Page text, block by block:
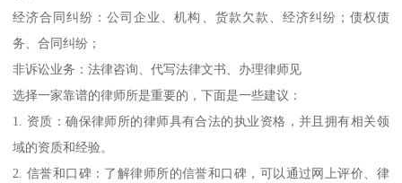
经济合同纠纷：公司企业、机构、货款欠款、经济纠纷；债权债
务、合同纠纷；
非诉讼业务：法律咨询、代写法律文书、办理律师见
选择一家靠谱的律师所是重要的，下面是一些建议：
1. 资质：确保律师所的律师具有合法的执业资格，并且拥有相关领
域的资质和经验。
2. 信誉和口碑：了解律师所的信誉和口碑，可以通过网上评价、律